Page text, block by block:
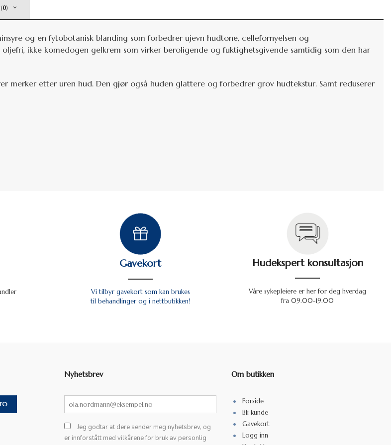
og en fytobotanisk blanding som forbedrer ujevn hudtone, cellefornyelsen og
ikke komedogen gelkrem som virker beroligende og fuktighetsgivende samtidig som den har
merker etter uren hud. Den gjør også huden glattere og forbedrer grov hudtekstur. Samt reduserer
Gavekort
Vi tilbyr gavekort som kan brukes
til behandlinger og i nettbutikken!
Hudekspert konsultasjon
Våre sykepleiere er her for deg hverdag
fra 09.00-19.00
Nyhetsbrev
Jeg godtar at dere sender meg nyhetsbrev, og
er innforstått med vilkårene for bruk av personlig
Om butikken
Forside
Bli kunde
Gavekort
Logg inn